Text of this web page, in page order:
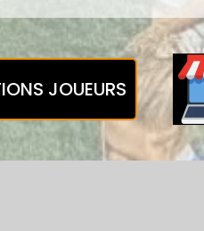
JOUEURS